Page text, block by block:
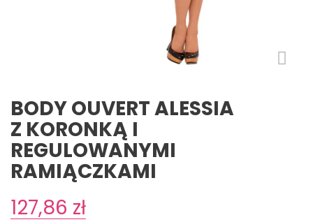
BODY OUVERT ALESSIA
Z KORONKĄ I
REGULOWANYMI
RAMIĄCZKAMI
127,86 zł